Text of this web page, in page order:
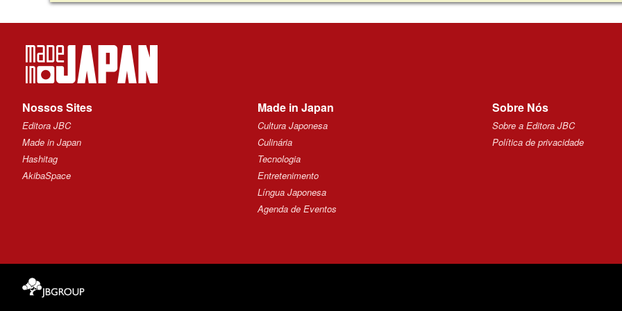
Nossos Sites
Editora JBC
Made in Japan
Hashitag
AkibaSpace
Made in Japan
Cultura Japonesa
Culinária
Tecnologia
Entretenimento
Língua Japonesa
Agenda de Eventos
Sobre Nós
Sobre a Editora JBC
Política de privacidade